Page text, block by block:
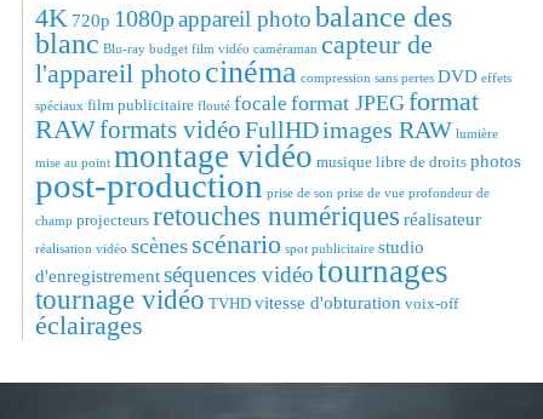
4K 720p 1080pappareil photobalance des
blanc Blu-ray budget film vidéo caméraman capteur de
l'appareil photocinéma compression sans pertes DVD effets
spéciaux film publicitaire flouté focale format JPEGformat
RAWformats vidéoFullHDimages RAW lumière
mise au point montage vidéo musique libre de droits photos
post-production prise de son prise de vue profondeur de
champ projecteurs retouches numériques réalisateur
réalisation vidéo scènes scénario spot publicitaire studio
d'enregistrementséquences vidéotournages
tournage vidéo TVHD vitesse d'obturation voix-off
éclairages